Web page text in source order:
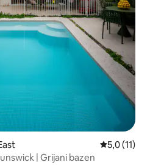
Prosječna
5,0 (11)
| Grijani bazen